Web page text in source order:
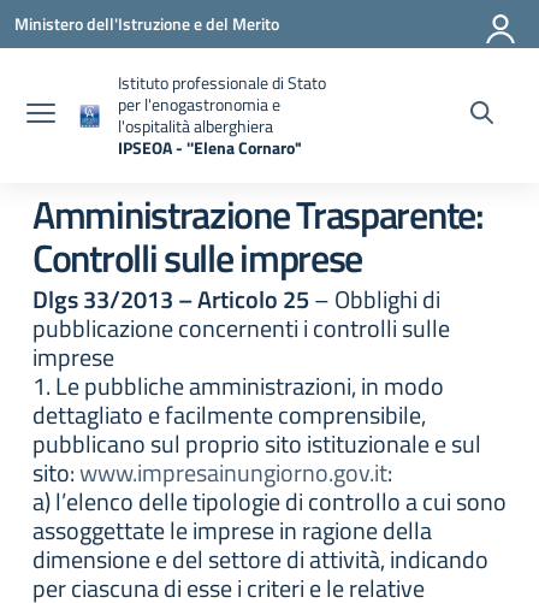
Vai ai contenuti
Vai al menu di navigazione
Vai al footer
Ministero dell'Istruzione e del Merito
Istituto professionale di Stato
per l'enogastronomia e
l'ospitalità alberghiera
IPSEOA - ''Elena Cornaro"
Amministrazione Trasparente:
Controlli sulle imprese
Dlgs 33/2013 – Articolo 25– Obblighi di
pubblicazione concernenti i controlli sulle
imprese
1. Le pubbliche amministrazioni, in modo
dettagliato e facilmente comprensibile,
pubblicano sul proprio sito istituzionale e sul
sito:www.impresainungiorno.gov.it:
a) l’elenco delle tipologie di controllo a cui sono
assoggettate le imprese in ragione della
dimensione e del settore di attività, indicando
per ciascuna di esse i criteri e le relative